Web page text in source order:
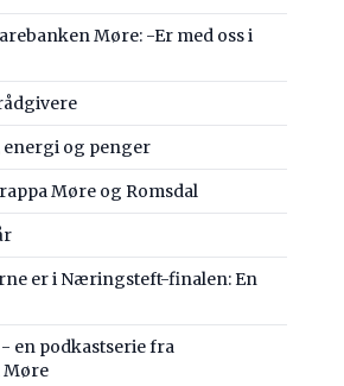
Møre: -Er med oss i
energi og penger
Møre og Romsdal
er i Næringsteft-finalen: En
en podkastserie fra
Møre